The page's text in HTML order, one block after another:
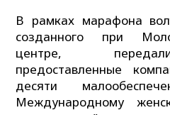
В рамках марафона
созданного при
центре,
предоставленные
десяти
Международному